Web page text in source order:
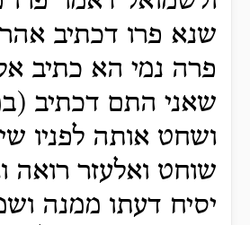
שנא פרו דכתיב
פרה נמי הא כתיב
שאני התם דכתיב
ושחט אותה לפניו
שוחט ואלעזר רואה
יסיח דעתו ממנה